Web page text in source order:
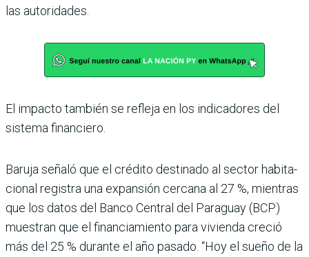
las auto­ridades.
El impacto también se refleja en los indicadores del
sistema financiero.
Baruja señaló que el crédito destinado al sector habita­
cional registra una expan­sión cercana al 27 %, mien­tras
que los datos del Banco Central del Paraguay (BCP)
muestran que el financia­miento para vivienda cre­ció
más del 25 % durante el año pasado. “Hoy el sueño de la